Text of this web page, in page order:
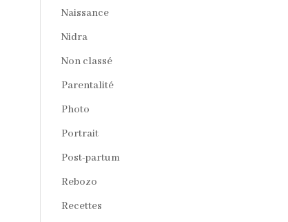
Naissance
Nidra
Non classé
Parentalité
Photo
Portrait
Post-partum
Rebozo
Recettes